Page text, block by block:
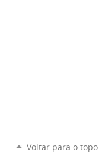
Voltar para o topo